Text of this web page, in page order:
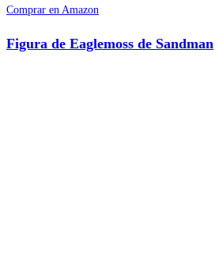
Comprar en Amazon
Figura de Eaglemoss de Sandman